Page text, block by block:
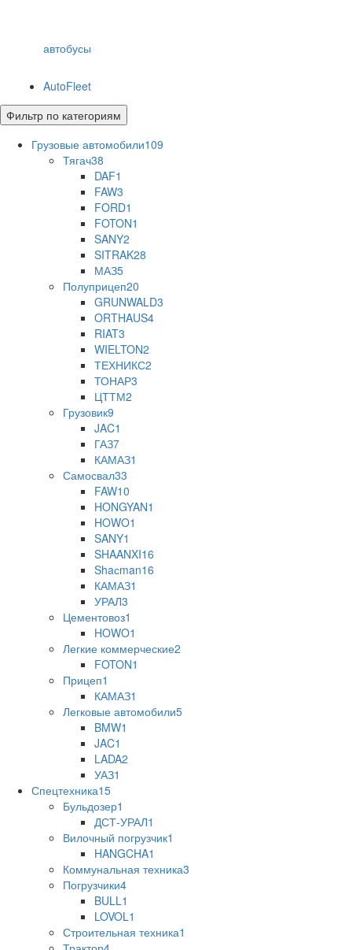
автобусы
AutoFleet
Фильтр по категориям
Грузовые автомобили109
Тягач38
DAF1
FAW3
FORD1
FOTON1
SANY2
SITRAK28
МАЗ5
Полуприцеп20
GRUNWALD3
ORTHAUS4
RIAT3
WIELTON2
ТЕХНИКС2
ТОНАР3
ЦТТМ2
Грузовик9
JAC1
ГАЗ7
КАМАЗ1
Самосвал33
FAW10
HONGYAN1
HOWO1
SANY1
SHAANXI16
Shaсman16
КАМАЗ1
УРАЛ3
Цементовоз1
HOWO1
Легкие коммерческие2
FOTON1
Прицеп1
КАМАЗ1
Легковые автомобили5
BMW1
JAC1
LADA2
УАЗ1
Спецтехника15
Бульдозер1
ДСТ-УРАЛ1
Вилочный погрузчик1
HANGCHA1
Коммунальная техника3
Погрузчики4
BULL1
LOVOL1
Строительная техника1